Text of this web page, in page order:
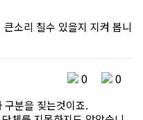
소리 칠수 있을지 지켜 봅니
0 0
구분을 짖는것이죠.